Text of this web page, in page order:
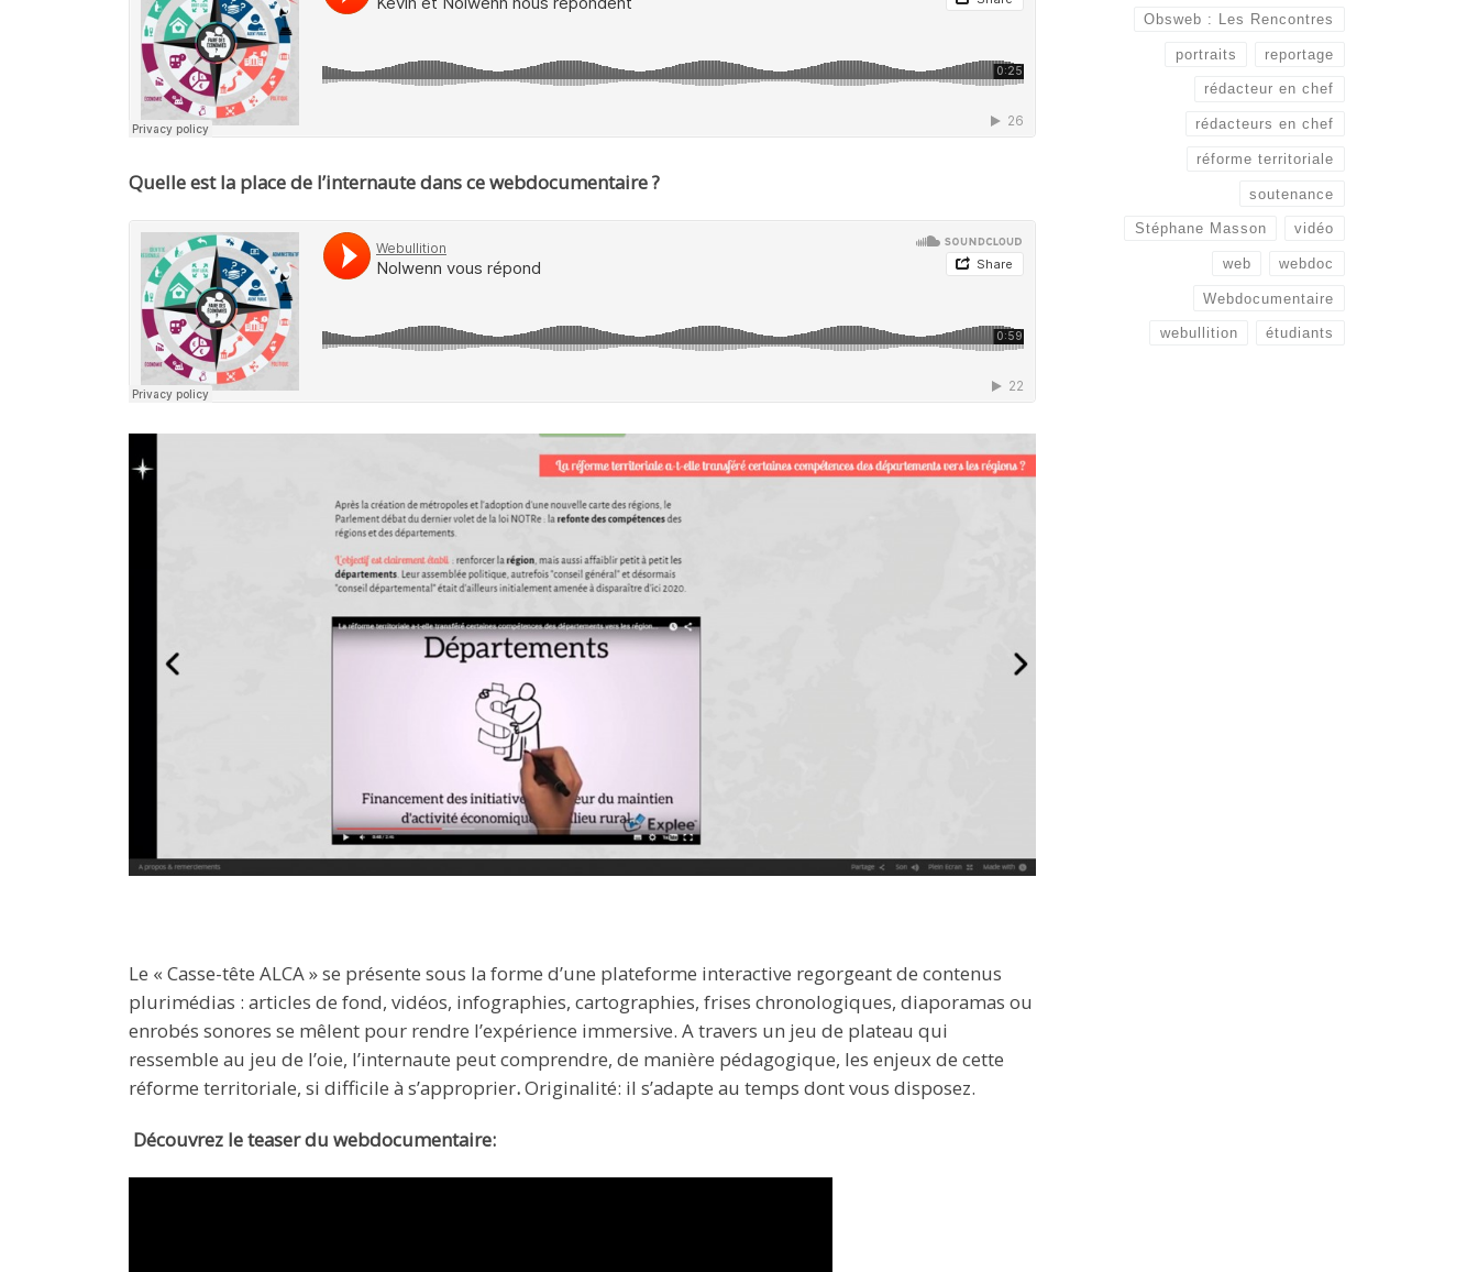
Quelle est la place de l’internaute dans ce webdocumentaire ?
Le « Casse-tête ALCA » se présente sous la forme d’une plateforme interactive regorgeant de contenus
plurimédias : articles de fond, vidéos, infographies, cartographies, frises chronologiques, diaporamas ou
enrobés sonores se mêlent pour rendre l’expérience immersive. A travers un jeu de plateau qui
ressemble au jeu de l’oie, l’internaute peut comprendre, de manière pédagogique, les enjeux de cette
réforme territoriale, si difficile à s’approprier.Originalité: il s’adapte au temps dont vous disposez.
Découvrez le teaser du webdocumentaire:
Obsweb : Les Rencontres
portraits reportage
rédacteur en chef
rédacteurs en chef
réforme territoriale
soutenance
Stéphane Masson vidéo
web webdoc
Webdocumentaire
webullition étudiants